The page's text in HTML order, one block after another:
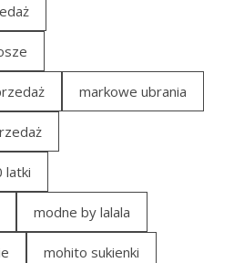
markowe ubrania
latki
modne by lalala
mohito sukienki